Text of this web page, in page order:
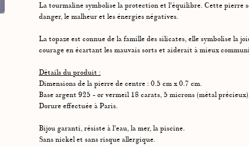
La tourmaline symbolise la protection et l'équilibre. Cette pierre
danger, le malheur et les énergies négatives.
La topaze est connue de la famille des silicates, elle symbolise la
courage en écartant les mauvais sorts et aiderait à mieux
Détails du produit :
Dimensions de la pierre de centre : 0.5 cm x 0.7 cm.
Base argent 925 - or vermeil 18 carats, 5 microns (métal
Dorure effectuée à Paris.
Bijou garanti, résiste à l'eau, la mer, la piscine.
Sans nickel et sans risque allergique.